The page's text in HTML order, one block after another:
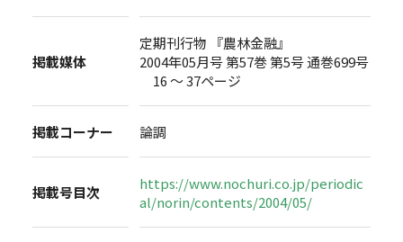
掲載媒体
定期刊行物 『農林金融』
2004年05月号 第57巻 第5号 通巻699号
16 ～ 37ページ
掲載コーナー 論調
掲載号目次
https://www.nochuri.co.jp/periodic
al/norin/contents/2004/05/